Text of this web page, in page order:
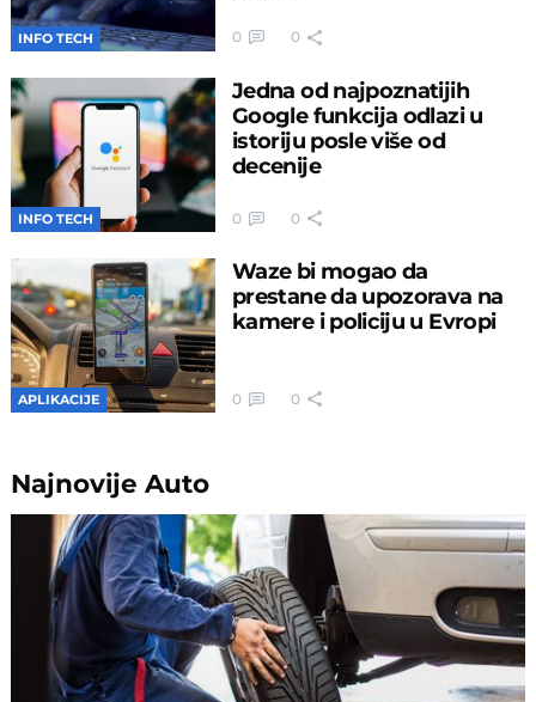
INFO TECH 0 0
INFO TECH
Jedna od najpoznatijih
Google funkcija odlazi u
istoriju posle više od
decenije
0 0
APLIKACIJE
Waze bi mogao da
prestane da upozorava na
kamere i policiju u Evropi
0 0
NajnovijeAuto